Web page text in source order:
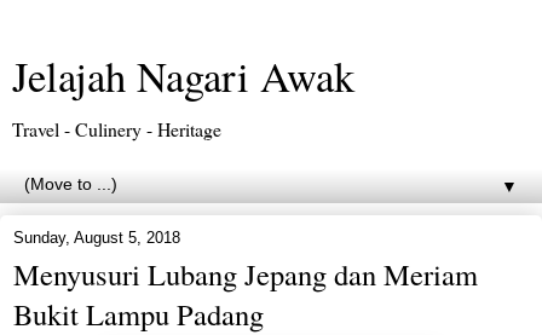
Jelajah Nagari Awak
Travel - Culinery - Heritage
▼
Sunday, August 5, 2018
Menyusuri Lubang Jepang dan Meriam
Bukit Lampu Padang